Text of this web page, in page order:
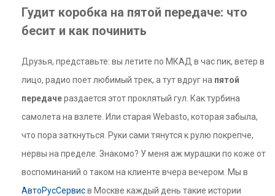
Гудит коробка на пятой передаче: что
бесит и как починить
Друзья, представьте: вы летите по МКАД в час пик, ветер в
лицо, радио поет любимый трек, а тут вдруг на пятой
передачераздается этот проклятый гул. Как турбина
самолета на взлете. Или старая Webasto, которая забыла,
что пора заткнуться. Руки сами тянутся к рулю покрепче,
нервы на пределе. Знакомо? У меня аж мурашки по коже от
воспоминаний о таком на клиенте вчера вечером. Мы в
АвтоРусСервисв Москве каждый день такие истории